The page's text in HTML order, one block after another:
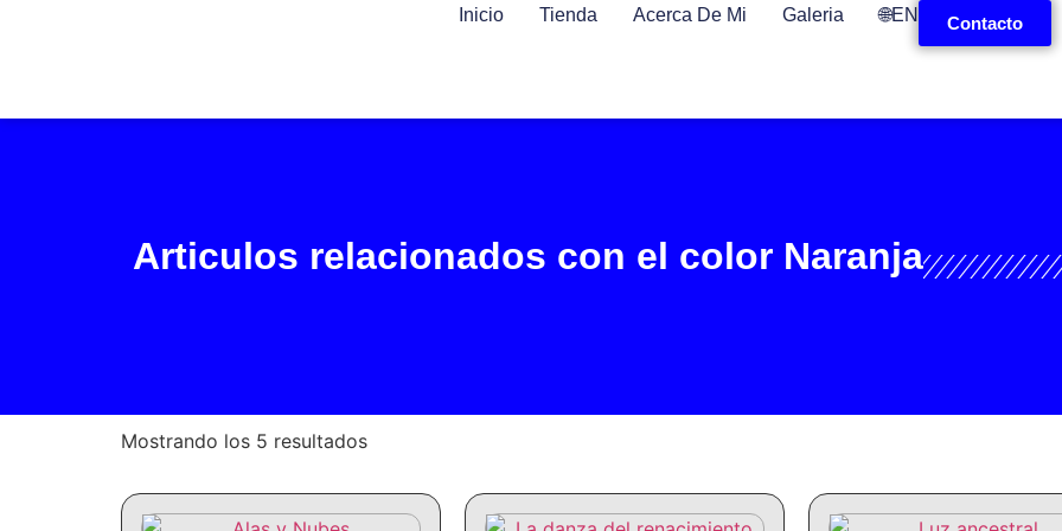
Inicio Tienda Acerca De Mi Galeria 🌐EN Contacto
Articulos relacionados con el color Naranja
Mostrando los 5 resultados